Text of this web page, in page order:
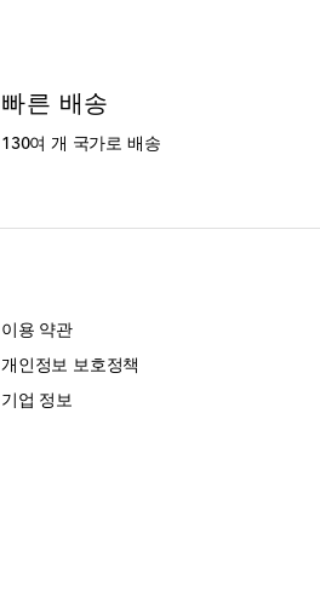
빠른 배송
130여 개 국가로 배송
이용 약관
개인정보 보호정책
기업 정보